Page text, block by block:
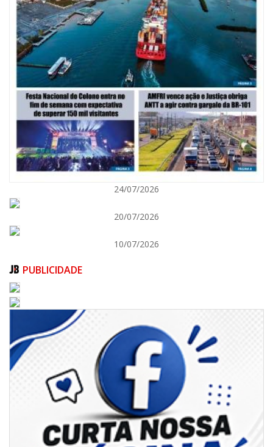
07/08/2026 | 07:00
Saúde de BC promove mutirão de DIU e Implanon na UBS Municípios
24/07/2026
20/07/2026
10/07/2026
PUBLICIDADE